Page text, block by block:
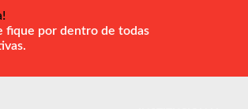
fique por dentro de todas